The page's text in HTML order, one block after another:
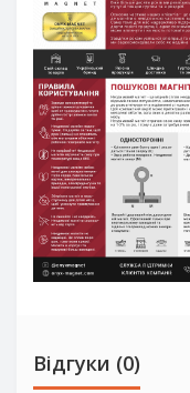
Відгуки (0)